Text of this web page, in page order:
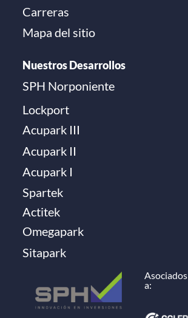
Carreras
Mapa del sitio
Nuestros Desarrollos
SPH Norponiente
Lockport
Acupark III
Acupark II
Acupark I
Spartek
Actitek
Omegapark
Sitapark
Asociados
a: